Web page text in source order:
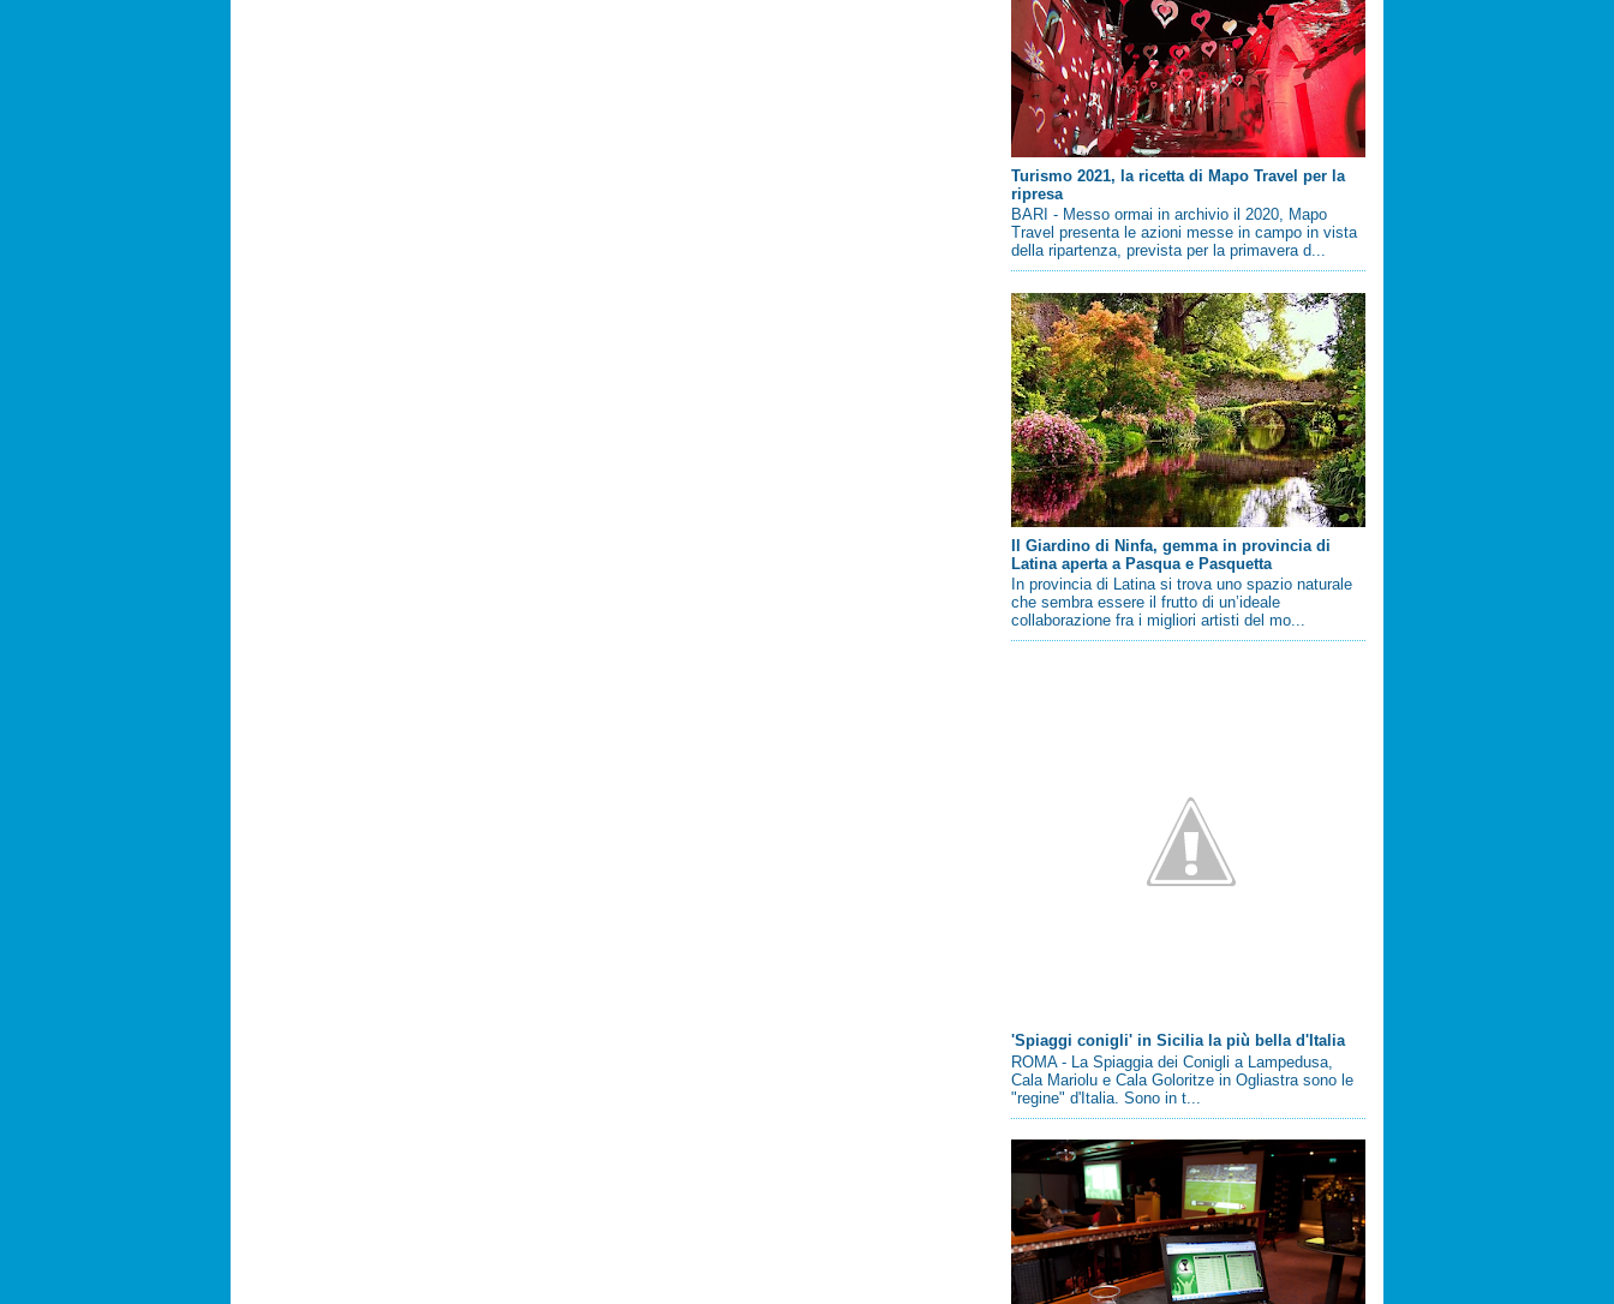
Turismo 2021, la ricetta di Mapo Travel per la
ripresa
BARI - Messo ormai in archivio il 2020, Mapo
Travel presenta le azioni messe in campo in vista
della ripartenza, prevista per la primavera d...
Il Giardino di Ninfa, gemma in provincia di
Latina aperta a Pasqua e Pasquetta
In provincia di Latina si trova uno spazio naturale
che sembra essere il frutto di un’ideale
collaborazione fra i migliori artisti del mo...
'Spiaggi conigli' in Sicilia la più bella d'Italia
ROMA - La Spiaggia dei Conigli a Lampedusa,
Cala Mariolu e Cala Goloritze in Ogliastra sono le
"regine" d'Italia. Sono in t...